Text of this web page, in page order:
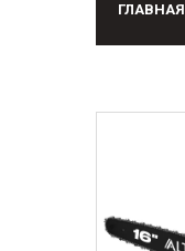
ГЛАВНАЯ